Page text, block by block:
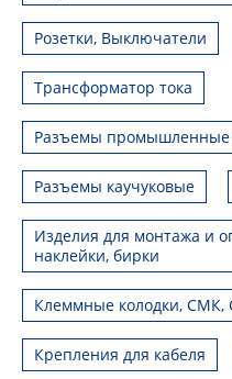
Розетки, Выключатели
Трансформатор тока
Разъемы промышленные
Разъемы каучуковые
Изделия для монтажа и
наклейки, бирки
Клеммные колодки, СМК,
Крепления для кабеля